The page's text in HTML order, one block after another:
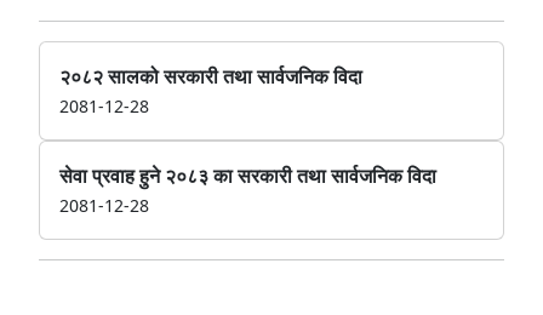
२०८२ सालको सरकारी तथा सार्वजनिक विदा
2081-12-28
सेवा प्रवाह हुने २०८३ का सरकारी तथा सार्वजनिक विदा
2081-12-28